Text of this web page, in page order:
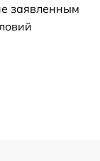
заявленным